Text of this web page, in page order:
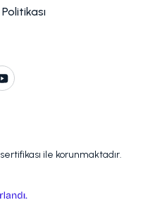
ile korunmaktadır.